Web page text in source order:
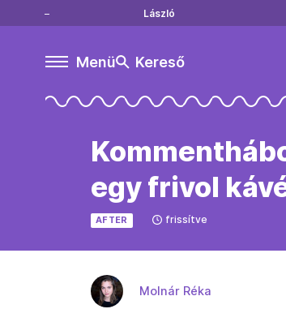
László
Menü Kereső
egy frivol
AFTER frissítve
Molnár Réka